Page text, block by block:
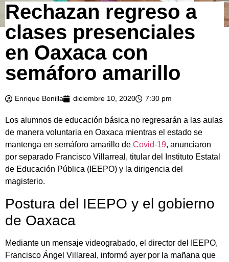
Rechazan regreso a
clases presenciales
en Oaxaca con
semáforo amarillo
Enrique Bonilla diciembre 10, 2020 7:30 pm
Los alumnos de educación básica no regresarán a las aulas
de manera voluntaria en Oaxaca mientras el estado se
mantenga en semáforo amarillo de Covid-19, anunciaron
por separado Francisco Villarreal, titular del Instituto Estatal
de Educación Pública (IEEPO) y la dirigencia del
magisterio.
Postura del IEEPO y el gobierno
de Oaxaca
Mediante un mensaje videograbado, el director del IEEPO,
Francisco Ángel Villareal, informó ayer por la mañana que